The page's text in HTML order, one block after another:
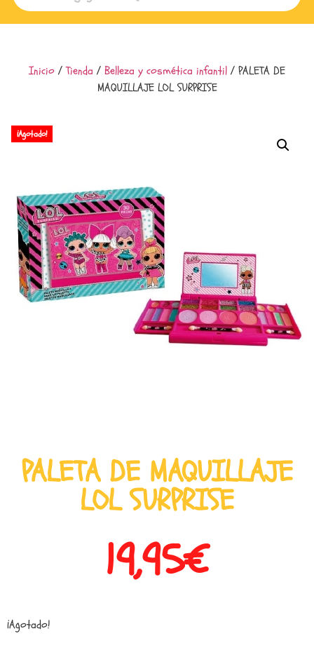
Inicio /Tienda / Belleza y cosmética infantil / PALETA DE
MAQUILLAJE LOL SURPRISE
¡Agotado!
PALETA DE MAQUILLAJE
LOL SURPRISE
19,95€
¡Agotado!